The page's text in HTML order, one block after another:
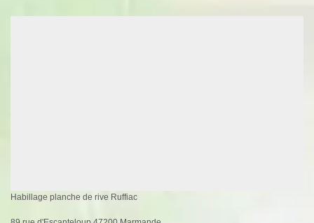
Habillage planche de rive Ruffiac